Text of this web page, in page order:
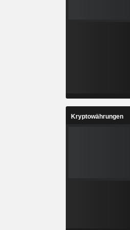
Kryptowährungen